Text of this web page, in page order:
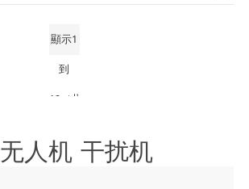
顯示1
到
19（共
頁）
人机 干扰机